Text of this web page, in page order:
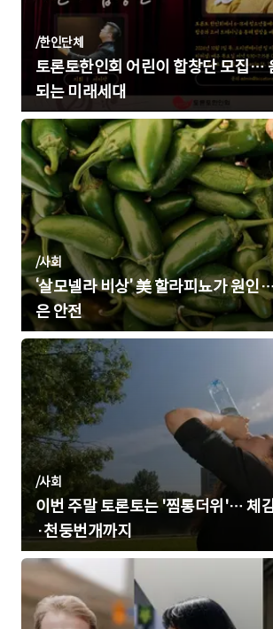
/한인단체
토론토한인회 어린이 합창단 모집…
되는 미래세대
/사회
‘살모넬라 비상’ 美 할라피뇨가 원인
은 안전
/사회
이번 주말 토론토는 '찜통더위'… 체
·천둥번개까지